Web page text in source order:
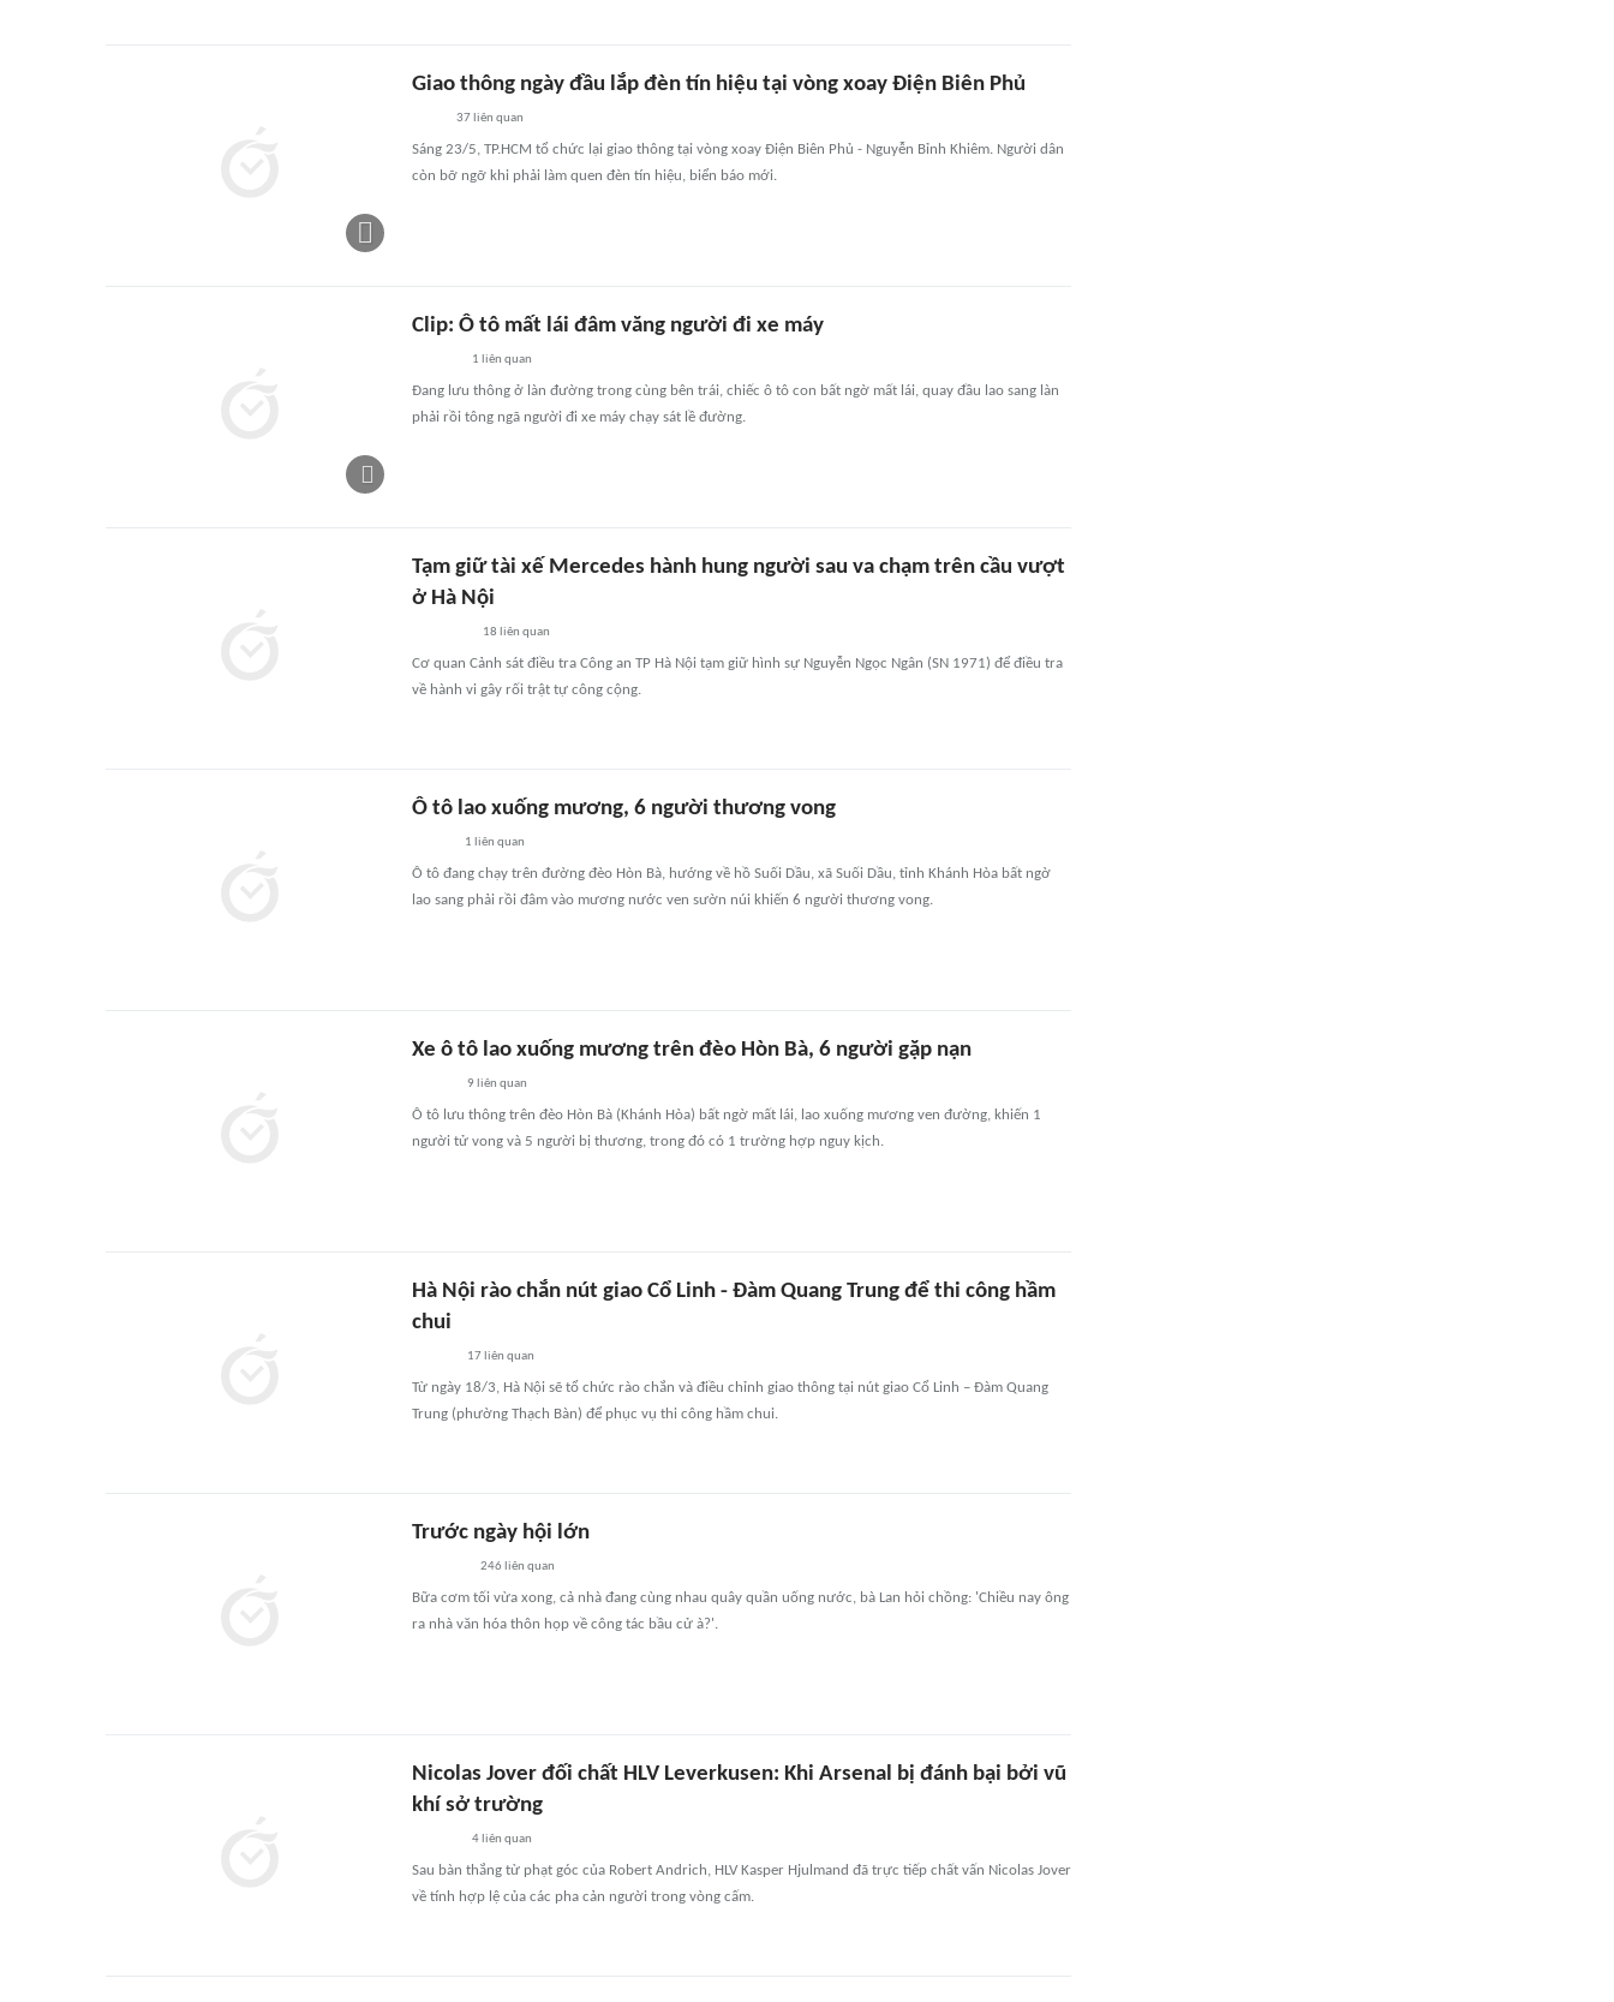
Giao thông ngày đầu lắp đèn tín hiệu tại vòng xoay Điện Biên Phủ
37liên quan
Sáng 23/5, TP.HCM tổ chức lại giao thông tại vòng xoay Điện Biên Phủ - Nguyễn Bỉnh Khiêm. Người dân
còn bỡ ngỡ khi phải làm quen đèn tín hiệu, biển báo mới.
Clip: Ô tô mất lái đâm văng người đi xe máy
1 liên quan
Đang lưu thông ở làn đường trong cùng bên trái, chiếc ô tô con bất ngờ mất lái, quay đầu lao sang làn
phải rồi tông ngã người đi xe máy chạy sát lề đường.
Tạm giữ tài xế Mercedes hành hung người sau va chạm trên cầu vượt
ở Hà Nội
18 liên quan
Cơ quan Cảnh sát điều tra Công an TP Hà Nội tạm giữ hình sự Nguyễn Ngọc Ngân (SN 1971) để điều tra
về hành vi gây rối trật tự công cộng.
Ô tô lao xuống mương, 6 người thương vong
1 liên quan
Ô tô đang chạy trên đường đèo Hòn Bà, hướng về hồ Suối Dầu, xã Suối Dầu, tỉnh Khánh Hòa bất ngờ
lao sang phải rồi đâm vào mương nước ven sườn núi khiến 6 người thương vong.
Xe ô tô lao xuống mương trên đèo Hòn Bà, 6 người gặp nạn
9 liên quan
Ô tô lưu thông trên đèo Hòn Bà (Khánh Hòa) bất ngờ mất lái, lao xuống mương ven đường, khiến 1
người tử vong và 5 người bị thương, trong đó có 1 trường hợp nguy kịch.
Hà Nội rào chắn nút giao Cổ Linh - Đàm Quang Trung để thi công hầm
chui
17liên quan
Từ ngày 18/3, Hà Nội sẽ tổ chức rào chắn và điều chỉnh giao thông tại nút giao Cổ Linh – Đàm Quang
Trung (phường Thạch Bàn) để phục vụ thi công hầm chui.
Trước ngày hội lớn
246 liên quan
Bữa cơm tối vừa xong, cả nhà đang cùng nhau quây quần uống nước, bà Lan hỏi chồng: 'Chiều nay ông
ra nhà văn hóa thôn họp về công tác bầu cử à?'.
Nicolas Jover đối chất HLV Leverkusen: Khi Arsenal bị đánh bại bởi vũ
khí sở trường
4liên quan
Sau bàn thắng từ phạt góc của Robert Andrich, HLV Kasper Hjulmand đã trực tiếp chất vấn Nicolas Jover
về tính hợp lệ của các pha cản người trong vòng cấm.